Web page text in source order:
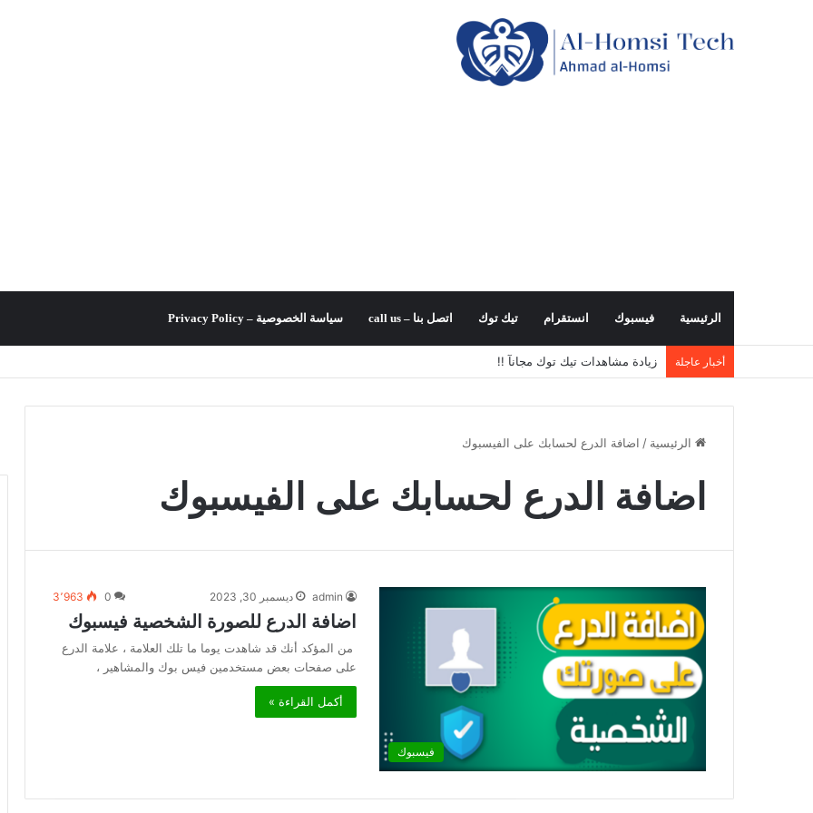
الرئيسية فيسبوك انستقرام تيك توك اتصل بنا – call us سياسة الخصوصية – Privacy Policy
أخبار عاجلة زيادة مشاهدات تيك توك مجانآ !!
الرئيسية / اضافة الدرع لحسابك على الفيسبوك
اضافة الدرع لحسابك على الفيسبوك
فيسبوك
admin ديسمبر 30, 2023 0 3٬963
اضافة الدرع للصورة الشخصية فيسبوك
من المؤكد أنك قد شاهدت يوما ما تلك العلامة ، علامة الدرع
على صفحات بعض مستخدمين فيس بوك والمشاهير ،
أكمل القراءة »